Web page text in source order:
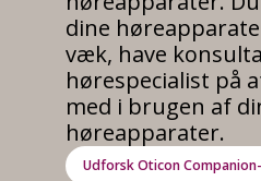
dine
væk, have
hørespecialist på
med i brugen af
høreapparater.
Udforsk Oticon